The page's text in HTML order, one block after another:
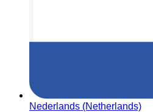
Nederlands (Netherlands)